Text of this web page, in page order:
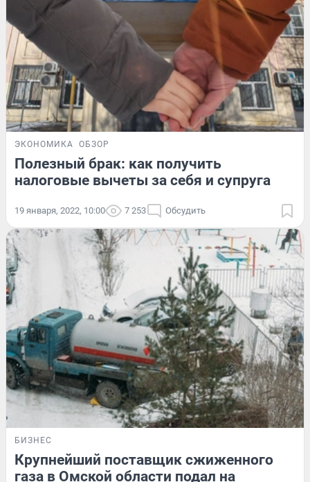
ЭКОНОМИКА ОБЗОР
Полезный брак: как получить
налоговые вычеты за себя и супруга
19 января, 2022, 10:00 7 253 Обсудить
БИЗНЕС
Крупнейший поставщик сжиженного
газа в Омской области подал на